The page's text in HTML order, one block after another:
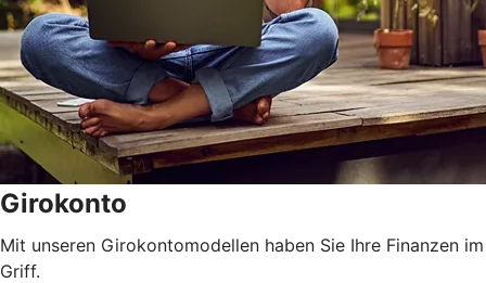
Girokonto
Mit unseren Girokontomodellen haben Sie Ihre Finanzen im
Griff.